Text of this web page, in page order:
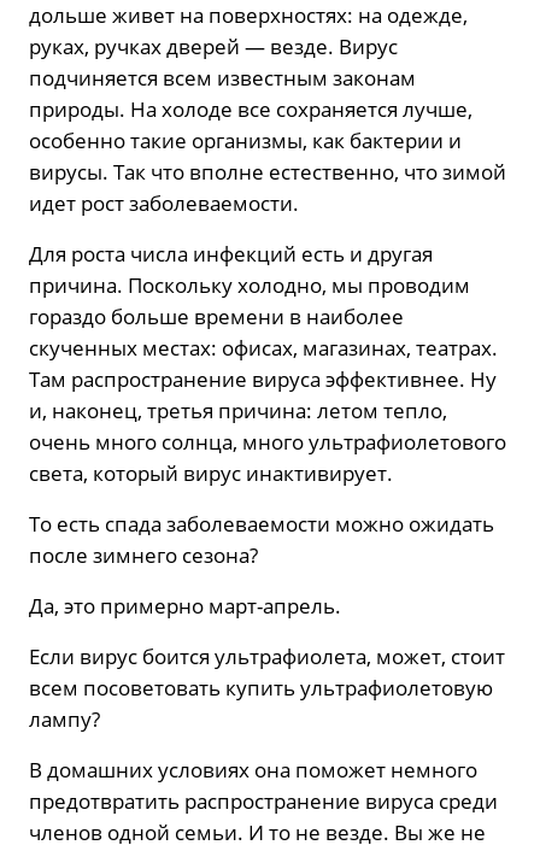
дольше живет на поверхностях: на одежде,
руках, ручках дверей — везде. Вирус
подчиняется всем известным законам
природы. На холоде все сохраняется лучше,
особенно такие организмы, как бактерии и
вирусы. Так что вполне естественно, что зимой
идет рост заболеваемости.
Для роста числа инфекций есть и другая
причина. Поскольку холодно, мы проводим
гораздо больше времени в наиболее
скученных местах: офисах, магазинах, театрах.
Там распространение вируса эффективнее. Ну
и, наконец, третья причина: летом тепло,
очень много солнца, много ультрафиолетового
света, который вирус инактивирует.
То есть спада заболеваемости можно ожидать
после зимнего сезона?
Да, это примерно март-апрель.
Если вирус боится ультрафиолета, может, стоит
всем посоветовать купить ультрафиолетовую
лампу?
В домашних условиях она поможет немного
предотвратить распространение вируса среди
членов одной семьи. И то не везде. Вы же не